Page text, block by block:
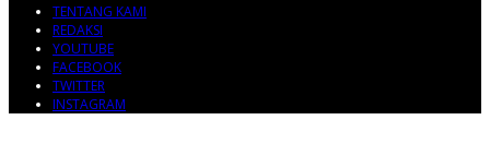
TENTANG KAMI
REDAKSI
YOUTUBE
FACEBOOK
TWITTER
INSTAGRAM